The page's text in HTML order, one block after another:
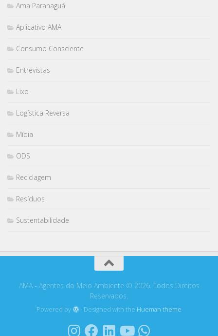
Ama Paranaguá
Aplicativo AMA
Consumo Consciente
Entrevistas
Lixo
Logística Reversa
Mídia
ODS
Reciclagem
Resíduos
Sustentabilidade
AMA - Agentes do Meio Ambiente © 2026. Todos Direitos
Reservados.
Powered by - Designed with the Hueman theme